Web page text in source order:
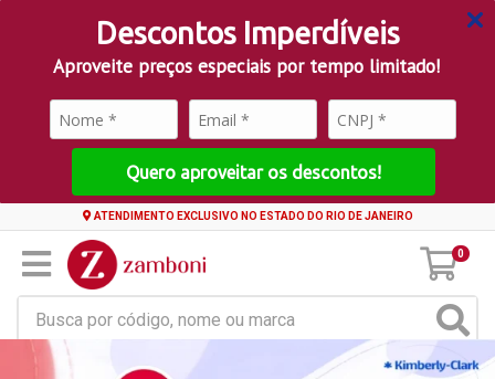
Descontos Imperdíveis
Aproveite preços especiais por tempo limitado!
Quero aproveitar os descontos!
ATENDIMENTO EXCLUSIVO NO ESTADO DO RIO DE JANEIRO
0